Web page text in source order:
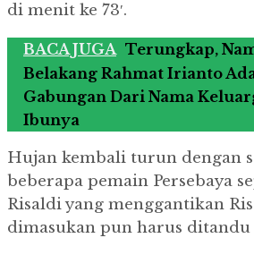
di menit ke 73′.
BACA JUGA Terungkap,
Belakang Rahmat Irianto
Gabungan Dari Nama
Ibunya
Hujan kembali turun dengan
beberapa pemain Persebaya
Risaldi yang menggantikan
dimasukan pun harus ditandu